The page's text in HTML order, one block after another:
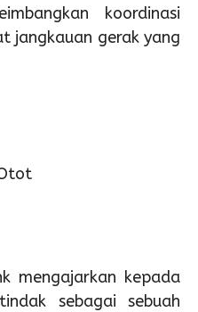
koordinasi
jangkauan gerak yang
mengajarkan kepada
sebagai sebuah